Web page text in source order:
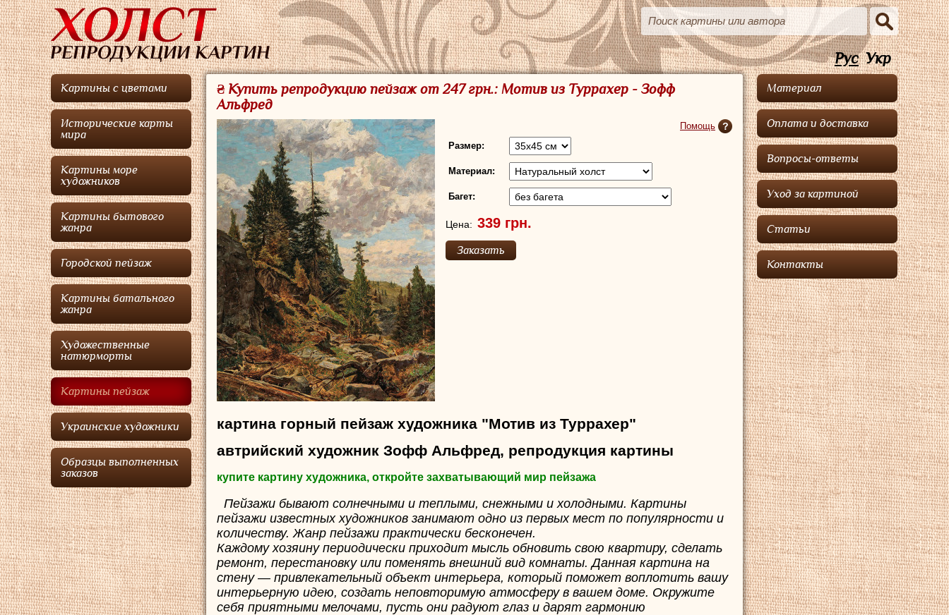
Рус Укр
Картины с цветами
Исторические карты
мира
Картины море
художников
Картины бытового
жанра
Городской пейзаж
Картины батального
жанра
Художественные
натюрморты
Картины пейзаж
Украинские художники
Образцы выполненных
заказов
₴ Купить репродукцию пейзаж от 247 грн.: Мотив из Туррахер - Зофф
Альфред
Помощь
Размер:
Материал:
Багет:
Цена:
картина горный пейзаж художника "Мотив из Туррахер"
автрийский художник Зофф Альфред, репродукция картины
купите картину художника, откройте захватывающий мир пейзажа
Пейзажи бывают солнечными и теплыми, снежными и холодными. Картины
пейзажи известных художников занимают одно из первых мест по популярности и
количеству. Жанр пейзажи практически бесконечен.
Каждому хозяину периодически приходит мысль обновить свою квартиру, сделать
ремонт, перестановку или поменять внешний вид комнаты. Данная картина на
стену — привлекательный объект интерьера, который поможет воплотить вашу
интерьерную идею, создать неповторимую атмосферу в вашем доме. Окружите
себя приятными мелочами, пусть они радуют глаз и дарят гармонию
Материал
Оплата и доставка
Вопросы-ответы
Уход за картиной
Статьи
Контакты